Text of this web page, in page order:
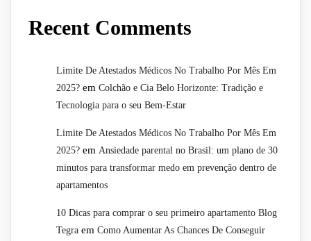
Recent Comments
Limite De Atestados Médicos No Trabalho Por Mês Em
2025? em Colchão e Cia Belo Horizonte: Tradição e
Tecnologia para o seu Bem-Estar
Limite De Atestados Médicos No Trabalho Por Mês Em
2025? em Ansiedade parental no Brasil: um plano de 30
minutos para transformar medo em prevenção dentro de
apartamentos
10 Dicas para comprar o seu primeiro apartamento Blog
Tegra em Como Aumentar As Chances De Conseguir